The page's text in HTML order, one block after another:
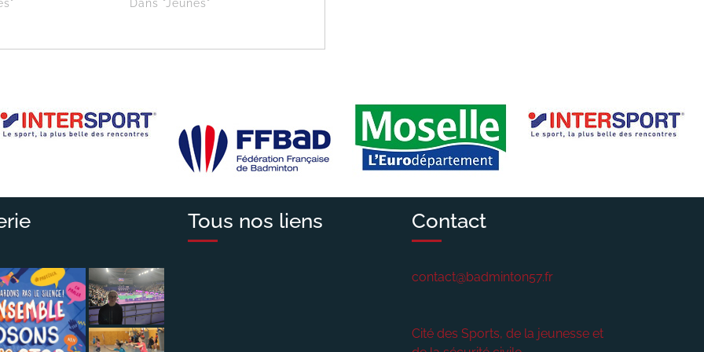
Dans "Jeunes"
Tous nos liens Contact
contact@badminton57.fr
Cité des Sports, de la jeunesse et